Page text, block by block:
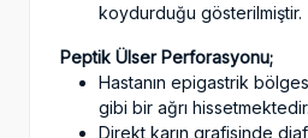
koydurduğu gösterilmiştir.
Peptik Ülser Perforasyonu;
Hastanın epigastrik
gibi bir ağrı hissetmektedir.
Direkt karın grafisinde